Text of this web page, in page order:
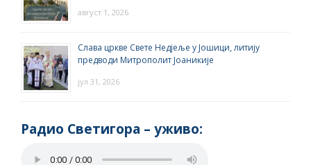
август 1, 2026
Слава цркве Свете Недјеље у Јошици, литију
предводи Митрополит Јоаникије
јул 31, 2026
Радио Светигора – yживо: